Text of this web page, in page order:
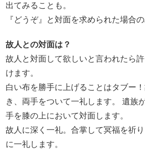
出てみることも。
『どうぞ』と対面を求められた場合
故人との対面は？
故人と対面して欲しいと言われたら
けます。
白い布を勝手に上げることはタブー
き、両手をついて一礼します。 遺族
手を膝の上において対面します。
故人に深く一礼。合掌して冥福を祈
に一礼します。